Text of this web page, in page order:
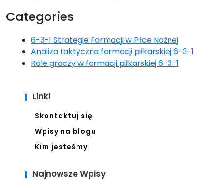
Categories
6-3-1 Strategie Formacji w Piłce Nożnej
Analiza taktyczna formacji piłkarskiej 6-3-1
Role graczy w formacji piłkarskiej 6-3-1
Linki
Skontaktuj się
Wpisy na blogu
Kim jesteśmy
Najnowsze Wpisy